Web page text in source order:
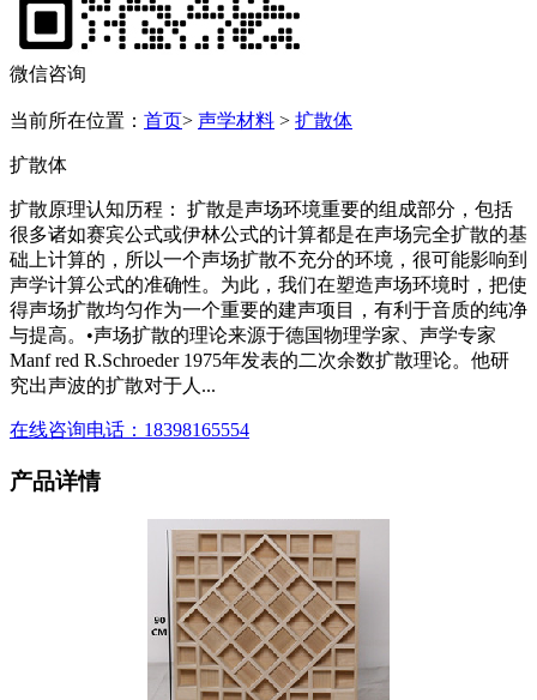
微信咨询
当前所在位置： 首页> 声学材料 > 扩散体
扩散体
扩散原理认知历程： 扩散是声场环境重要的组成部分，包括
很多诸如赛宾公式或伊林公式的计算都是在声场完全扩散的基
础上计算的，所以一个声场扩散不充分的环境，很可能影响到
声学计算公式的准确性。为此，我们在塑造声场环境时，把使
得声场扩散均匀作为一个重要的建声项目，有利于音质的纯净
与提高。•声场扩散的理论来源于德国物理学家、声学专家
Manf red R.Schroeder 1975年发表的二次余数扩散理论。他研
究出声波的扩散对于人...
在线咨询电话：18398165554
产品详情